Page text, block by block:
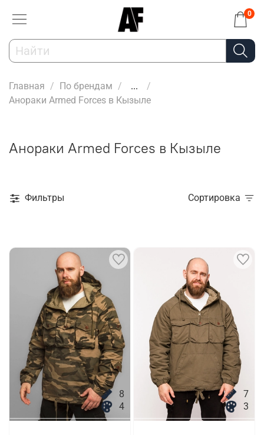
0
Главная По брендам
...
Анораки Armed Forces в Кызыле
Анораки Armed Forces в Кызыле
Фильтры Сортировка
8
4
7
3